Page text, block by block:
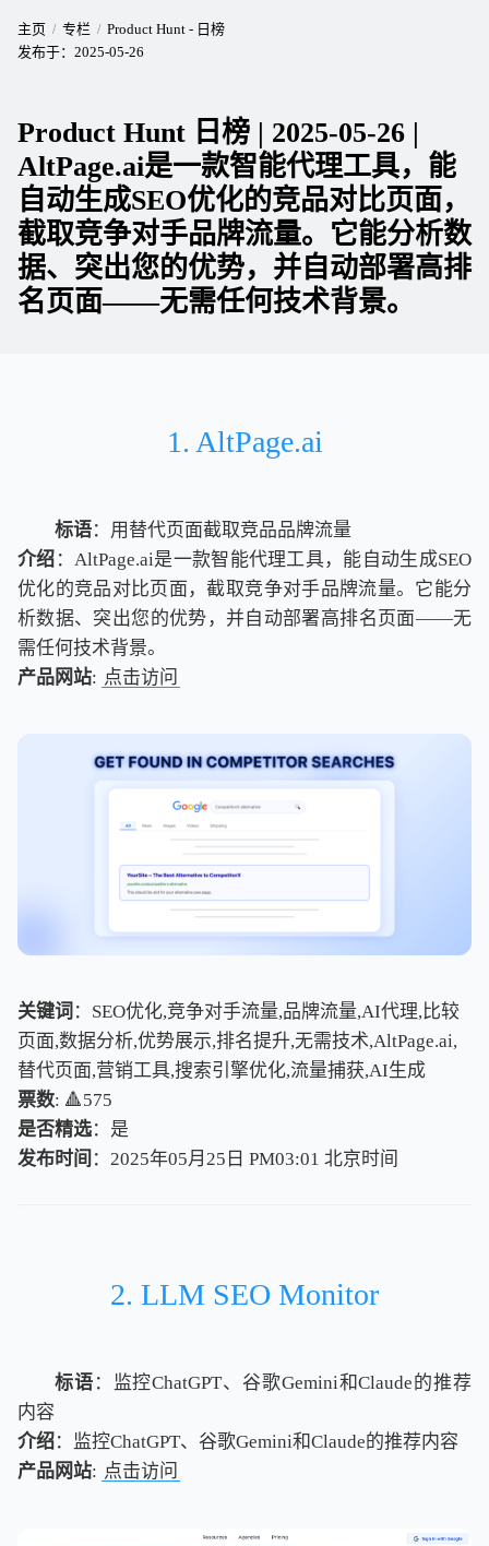
主页 专栏
Product Hunt - 日榜
发布于： 2025-05-26
Product Hunt 日榜 | 2025-05-26 |
AltPage.ai是一款智能代理工具，能
自动生成SEO优化的竞品对比页面，
截取竞争对手品牌流量。它能分析数
据、突出您的优势，并自动部署高排
名页面——无需任何技术背景。
1. AltPage.ai
标语：用替代页面截取竞品品牌流量
介绍 ：AltPage.ai是一款智能代理工具，能自动生成SEO
优化的竞品对比页面，截取竞争对手品牌流量。它能分
析数据、突出您的优势，并自动部署高排名页面——无
需任何技术背景。
产品网站: 点击访问
关键词 ：SEO优化,竞争对手流量,品牌流量,AI代理,比较
页面,数据分析,优势展示,排名提升,无需技术,AltPage.ai,
替代页面,营销工具,搜索引擎优化,流量捕获,AI生成
票数: 🔺575
是否精选：是
发布时间 ：2025年05月25日 PM03:01 北京时间
北京时间
2. LLM SEO Monitor
标语 ：监控ChatGPT、谷歌Gemini和Claude的推荐
内容
介绍：监控ChatGPT、谷歌Gemini和Claude的推荐内容
产品网站: 点击访问